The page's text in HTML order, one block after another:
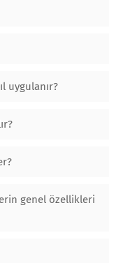
uygulanır?
genel özellikleri